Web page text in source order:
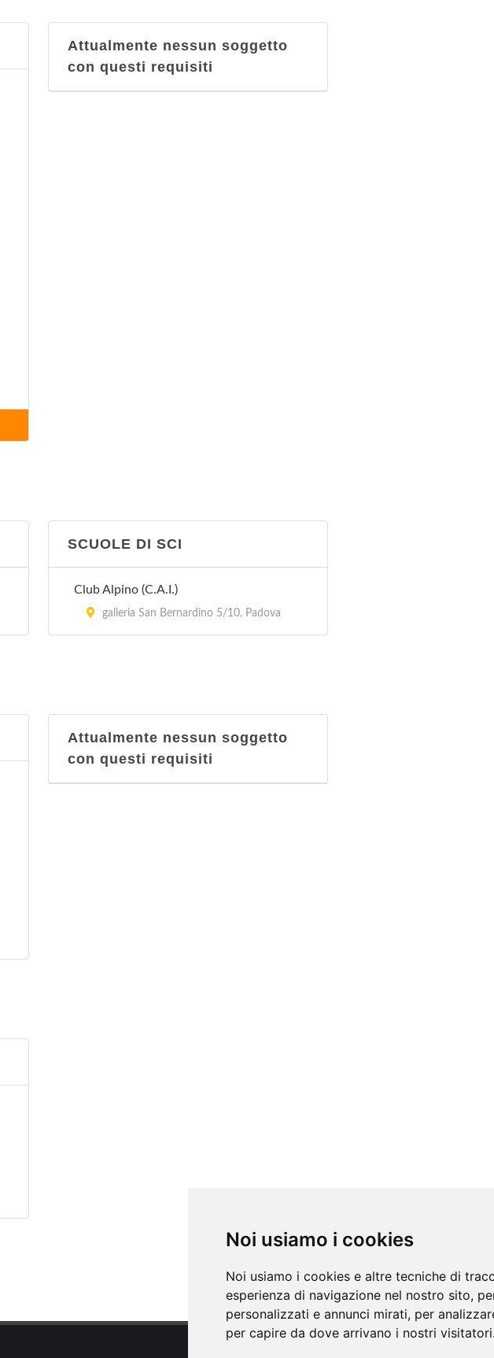
Noi usiamo i cookies
Noi usiamo i cookies e altre tecniche di
esperienza di navigazione nel nostro sito,
personalizzati e annunci mirati, per
per capire da dove arrivano i nostri visitatori.
Attualmente nessun soggetto
con questi requisiti
SCUOLE DI SCI
Club Alpino (C.A.I.)
galleria San Bernardino 5/10, Padova
Attualmente nessun soggetto
con questi requisiti